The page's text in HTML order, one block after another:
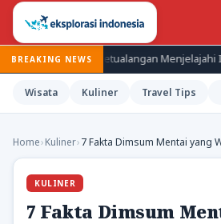
BREAKING NEWSMenjelajahi Indonesia
Wisata Kuliner Travel Tips
Home›Kuliner›7 Fakta Dimsum Mentai yang
KULINER
7 Fakta Dimsum